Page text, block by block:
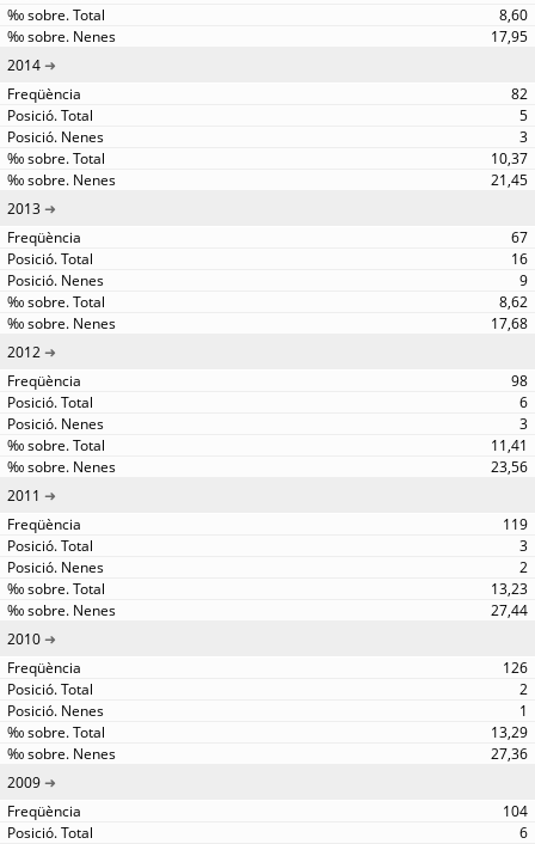
8,60
17,95
2014
82
5
3
10,37
21,45
2013
67
16
9
8,62
17,68
2012
98
6
3
11,41
23,56
2011
119
3
2
13,23
27,44
2010
126
2
1
13,29
27,36
2009
104
6